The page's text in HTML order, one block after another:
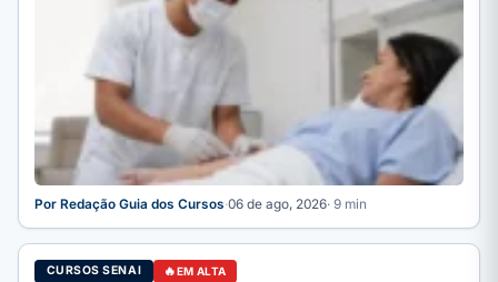
Por Redação Guia dos Cursos·06 de ago, 2026· 9 min
CURSOS SENAI EM ALTA